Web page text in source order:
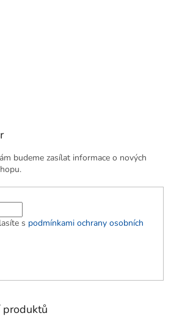
budeme zasílat informace o nových
s podmínkami ochrany osobních
produktů